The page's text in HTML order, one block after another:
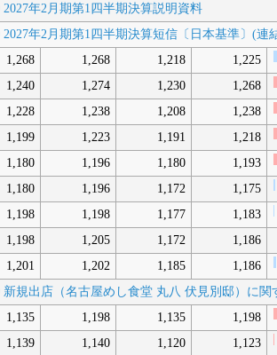
2027年2月期第1四半期決算説明資料
2027年2月期第1四半期決算短信〔日本基準〕(連
1,268 1,268 1,218 1,225
1,240 1,274 1,230 1,268
1,228 1,238 1,208 1,238
1,199 1,223 1,191 1,218
1,180 1,196 1,180 1,193
1,180 1,196 1,172 1,175
1,198 1,198 1,177 1,183
1,198 1,205 1,172 1,186
1,201 1,202 1,185 1,186
新規出店（名古屋めし食堂 丸八 伏見別邸）に関
1,135 1,198 1,135 1,198
1,139 1,140 1,120 1,123